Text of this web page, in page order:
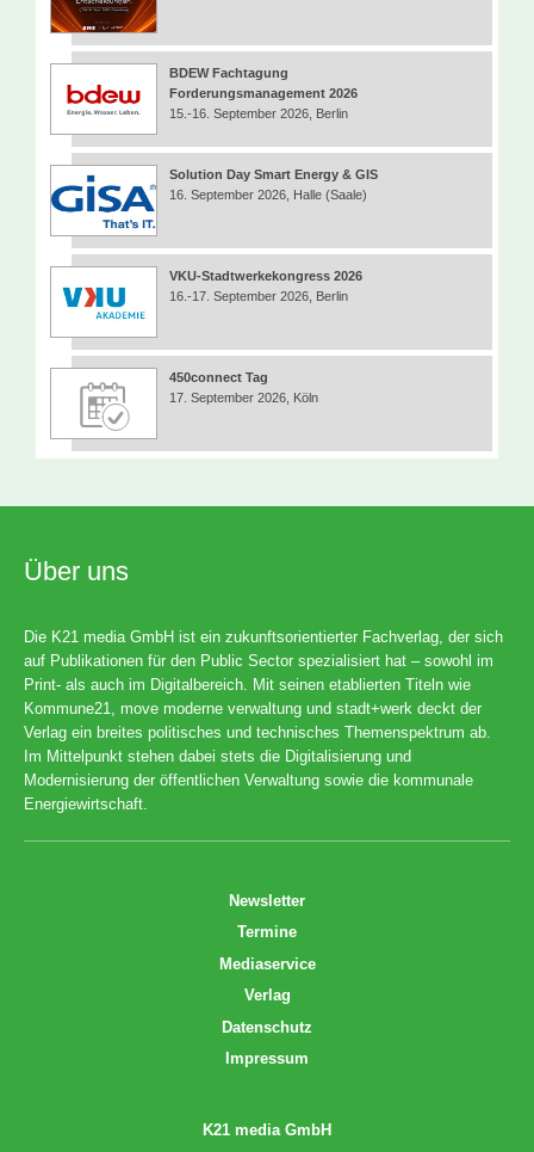
BDEW Fachtagung
Forderungsmanagement 2026
15.-16. September 2026, Berlin
Solution Day Smart Energy & GIS
16. September 2026, Halle (Saale)
VKU-Stadtwerkekongress 2026
16.-17. September 2026, Berlin
450connect Tag
17. September 2026, Köln
Über uns
Die K21 media GmbH ist ein zukunftsorientierter Fachverlag, der sich
auf Publikationen für den Public Sector spezialisiert hat – sowohl im
Print- als auch im Digitalbereich. Mit seinen etablierten Titeln wie
Kommune21, move moderne verwaltung und stadt+werk deckt der
Verlag ein breites politisches und technisches Themenspektrum ab.
Im Mittelpunkt stehen dabei stets die Digitalisierung und
Modernisierung der öffentlichen Verwaltung sowie die kommunale
Energiewirtschaft.
Newsletter
Termine
Mediaservice
Verlag
Datenschutz
Impressum
K21 media GmbH